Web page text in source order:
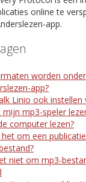
online te
app.
worden
app?
Linio ook
mp3-speler
computer lezen?
om een
niet om mp3-